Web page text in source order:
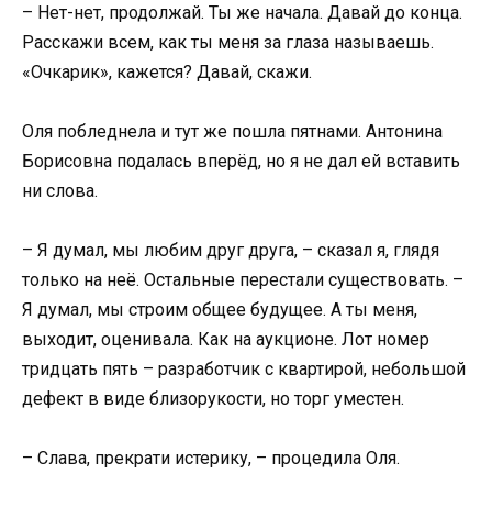
– Нет-нет, продолжай. Ты же начала. Давай до конца.
Расскажи всем, как ты меня за глаза называешь.
«Очкарик», кажется? Давай, скажи.
Оля побледнела и тут же пошла пятнами. Антонина
Борисовна подалась вперёд, но я не дал ей вставить
ни слова.
– Я думал, мы любим друг друга, – сказал я, глядя
только на неё. Остальные перестали существовать. –
Я думал, мы строим общее будущее. А ты меня,
выходит, оценивала. Как на аукционе. Лот номер
тридцать пять – разработчик с квартирой, небольшой
дефект в виде близорукости, но торг уместен.
– Слава, прекрати истерику, – процедила Оля.